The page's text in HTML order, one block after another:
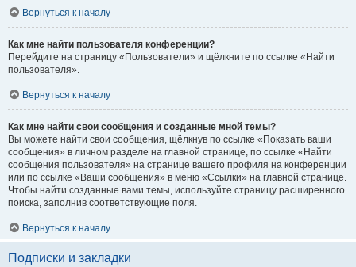
Вернуться к началу
Как мне найти пользователя конференции?
Перейдите на страницу «Пользователи» и щёлкните по ссылке «Найти
пользователя».
Вернуться к началу
Как мне найти свои сообщения и созданные мной темы?
Вы можете найти свои сообщения, щёлкнув по ссылке «Показать ваши
сообщения» в личном разделе на главной странице, по ссылке «Найти
сообщения пользователя» на странице вашего профиля на конференции
или по ссылке «Ваши сообщения» в меню «Ссылки» на главной странице.
Чтобы найти созданные вами темы, используйте страницу расширенного
поиска, заполнив соответствующие поля.
Вернуться к началу
Подписки и закладки